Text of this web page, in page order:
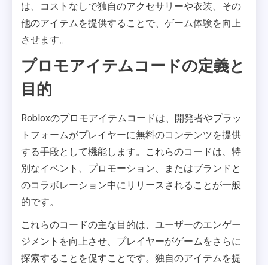
は、コストなしで独自のアクセサリーや衣装、その
他のアイテムを提供することで、ゲーム体験を向上
させます。
プロモアイテムコードの定義と
目的
Robloxのプロモアイテムコードは、開発者やプラッ
トフォームがプレイヤーに無料のコンテンツを提供
する手段として機能します。これらのコードは、特
別なイベント、プロモーション、またはブランドと
のコラボレーション中にリリースされることが一般
的です。
これらのコードの主な目的は、ユーザーのエンゲー
ジメントを向上させ、プレイヤーがゲームをさらに
探索することを促すことです。独自のアイテムを提